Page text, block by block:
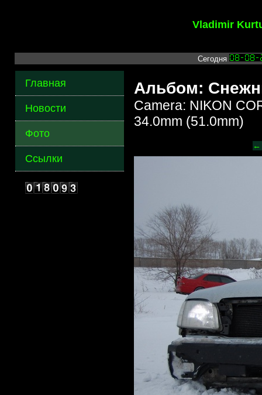
Vladimir
Сегодня
Главная
Новости
Фото
Ссылки
Альбом:
Camera: NIKON
34.0mm (51.0mm)
←